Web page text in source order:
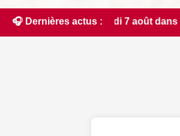
🎧 Dernières actus :
Républicain • 📰 Incendies :